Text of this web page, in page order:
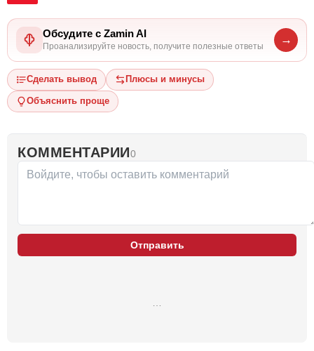
Обсудите с Zamin AI
Проанализируйте новость, получите полезные ответы
→
Сделать вывод Плюсы и минусы
Объяснить проще
КОММЕНТАРИИ0
Отправить